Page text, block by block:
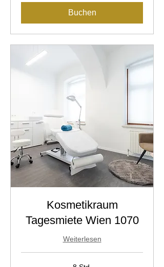
Buchen
Kosmetikraum
Tagesmiete Wien 1070
Weiterlesen